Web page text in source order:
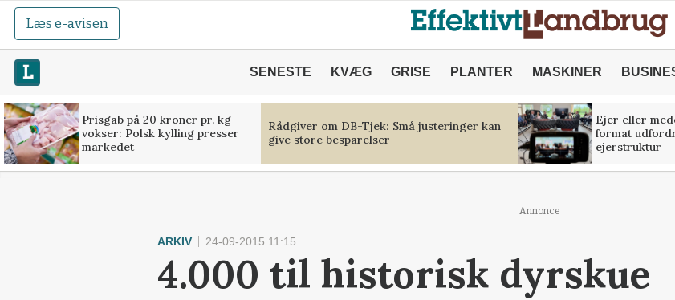
Læs e-avisen
SENESTE KVÆG GRISE PLANTER MASKINER
Prisgab på 20 kroner pr. kg
vokser: Polsk kylling presser
markedet
Rådgiver om DB-Tjek: Små justeringer kan
give store besparelser
Ejer eller
format
ejerstruktur
Annonce
ARKIV 24-09-2015 11:15
4.000 til historisk dyrskue